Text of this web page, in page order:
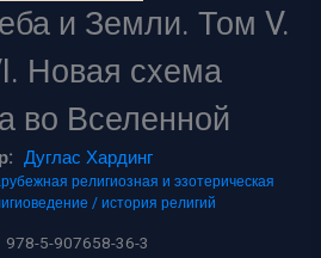
и Земли. Том V.
Новая схема
во Вселенной
Дуглас Хардинг
религиозная и эзотерическая
/ история религий
978-5-907658-36-3